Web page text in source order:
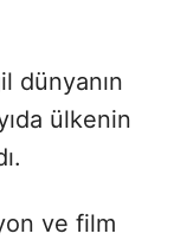
dünyanın
ülkenin
ve film